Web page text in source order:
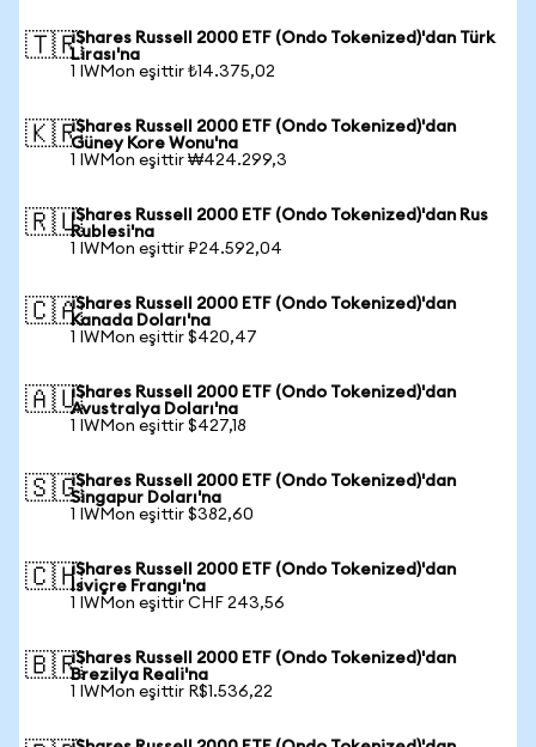
🇹🇷iShares Russell 2000 ETF (Ondo Tokenized)'dan Türk
Lirası'na
1 IWMon eşittir ₺14.375,02
🇰🇷iShares Russell 2000 ETF (Ondo Tokenized)'dan
Güney Kore Wonu'na
1 IWMon eşittir ₩424.299,3
🇷🇺iShares Russell 2000 ETF (Ondo Tokenized)'dan Rus
Rublesi'na
1 IWMon eşittir ₽24.592,04
🇨🇦iShares Russell 2000 ETF (Ondo Tokenized)'dan
Kanada Doları'na
1 IWMon eşittir $420,47
🇦🇺iShares Russell 2000 ETF (Ondo Tokenized)'dan
Avustralya Doları'na
1 IWMon eşittir $427,18
🇸🇬iShares Russell 2000 ETF (Ondo Tokenized)'dan
Singapur Doları'na
1 IWMon eşittir $382,60
🇨🇭iShares Russell 2000 ETF (Ondo Tokenized)'dan
İsviçre Frangı'na
1 IWMon eşittir CHF 243,56
🇧🇷iShares Russell 2000 ETF (Ondo Tokenized)'dan
Brezilya Reali'na
1 IWMon eşittir R$1.536,22